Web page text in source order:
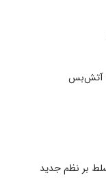
– آتش‌بس
بر نظم جدید